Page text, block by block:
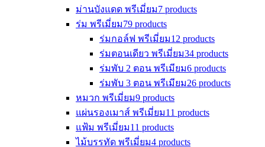
ม่านบังแดด พรีเมี่ยม7 products
ร่ม พรีเมี่ยม79 products
ร่มกอล์ฟ พรีเมี่ยม12 products
ร่มตอนเดียว พรีเมี่ยม34 products
ร่มพับ 2 ตอน พรีเมียม6 products
ร่มพับ 3 ตอน พรีเมียม26 products
หมวก พรีเมี่ยม9 products
แผ่นรองเมาส์ พรีเมี่ยม11 products
แฟ้ม พรีเมี่ยม11 products
ไม้บรรทัด พรีเมี่ยม4 products